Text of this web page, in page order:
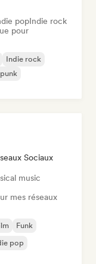
popIndie rock
pour
Indie rock
Sociaux
music
mes réseaux
Funk
pop